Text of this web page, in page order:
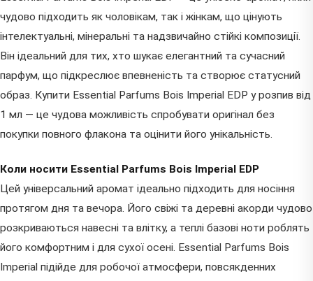
чудово підходить як чоловікам, так і жінкам, що цінують
інтелектуальні, мінеральні та надзвичайно стійкі композиції.
Він ідеальний для тих, хто шукає елегантний та сучасний
парфум, що підкреслює впевненість та створює статусний
образ. Купити Essential Parfums Bois Imperial EDP у розпив від
1 мл — це чудова можливість спробувати оригінал без
покупки повного флакона та оцінити його унікальність.
Коли носити Essential Parfums Bois Imperial EDP
Цей універсальний аромат ідеально підходить для носіння
протягом дня та вечора. Його свіжі та деревні акорди чудово
розкриваються навесні та влітку, а теплі базові ноти роблять
його комфортним і для сухої осені. Essential Parfums Bois
Imperial підійде для робочої атмосфери, повсякденних